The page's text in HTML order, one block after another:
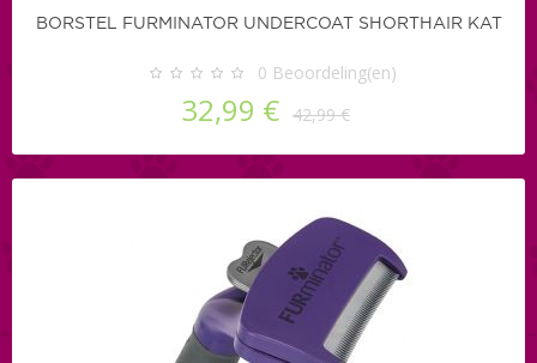
BORSTEL FURMINATOR UNDERCOAT SHORTHAIR KAT
0 Beoordeling(en)
32,99 € 42,99 €